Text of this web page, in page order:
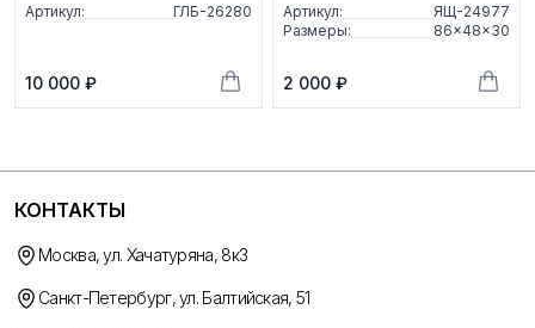
Артикул: ГЛБ-26280
10 000 ₽
Артикул:
ЯЩ-24977
Размеры:
86×48×30
2 000 ₽
КОНТАКТЫ
Москва, ул. Хачатуряна, 8к3
Санкт-Петербург, ул. Балтийская, 51